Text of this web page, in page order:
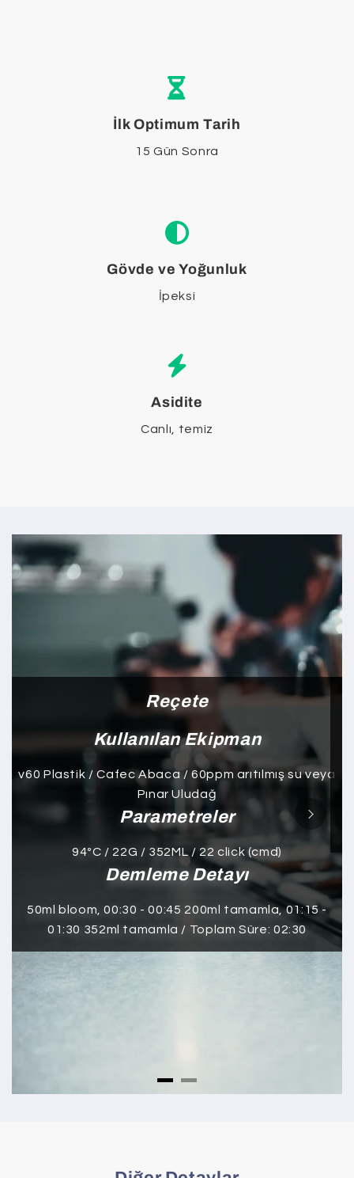
İlk Optimum Tarih
15 Gün Sonra
Gövde ve Yoğunluk
İpeksi
Asidite
Canlı, temiz
Reçete
Kullanılan Ekipman
v60 Plastik / Cafec Abaca / 60ppm arıtılmış su veya
Pınar Uludağ
Parametreler
94ºC / 22G / 352ML / 22 click (cmd)
Demleme Detayı
50ml bloom, 00:30 - 00:45 200ml tamamla, 01:15 -
01:30 352ml tamamla / Toplam Süre: 02:30